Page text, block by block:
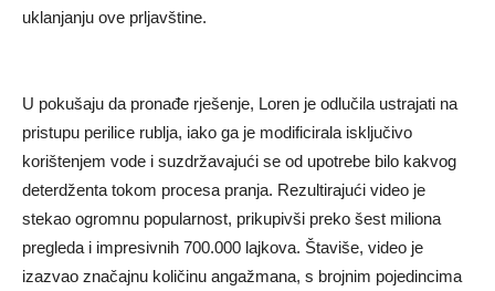
uklanjanju ove prljavštine.
U pokušaju da pronađe rješenje, Loren je odlučila ustrajati na
pristupu perilice rublja, iako ga je modificirala isključivo
korištenjem vode i suzdržavajući se od upotrebe bilo kakvog
deterdženta tokom procesa pranja. Rezultirajući video je
stekao ogromnu popularnost, prikupivši preko šest miliona
pregleda i impresivnih 700.000 lajkova. Štaviše, video je
izazvao značajnu količinu angažmana, s brojnim pojedincima